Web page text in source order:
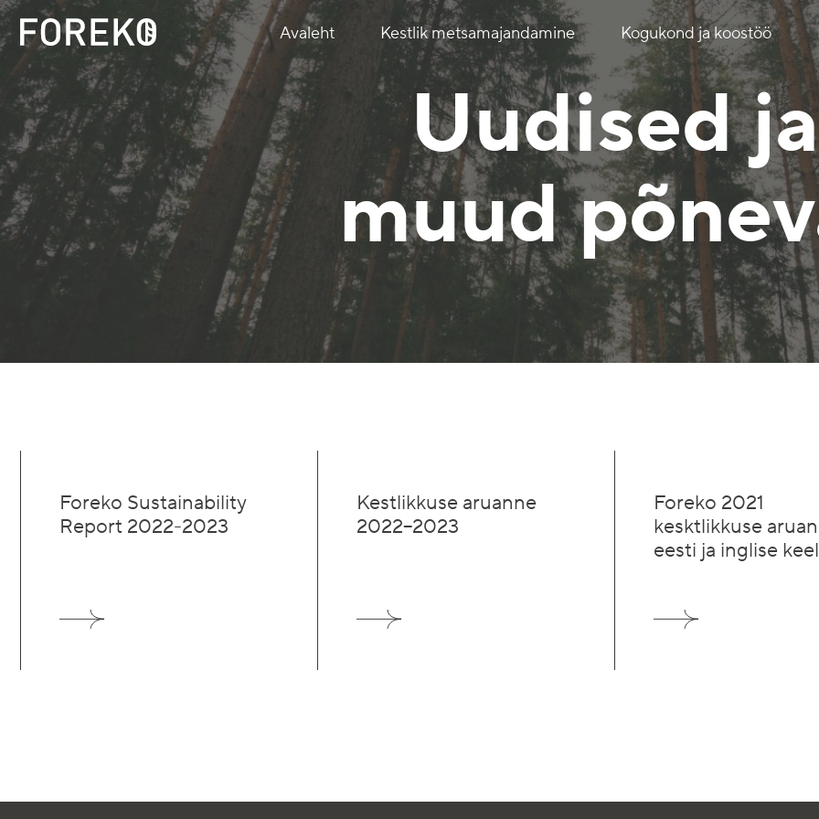
Avaleht Kestlik metsamajandamine Kogukond ja koostöö
Uudised ja
muud
Foreko Sustainability
Report 2022-2023
Kestlikkuse aruanne
2022–2023
Foreko 2021
kesktlikkuse
eesti ja inglise